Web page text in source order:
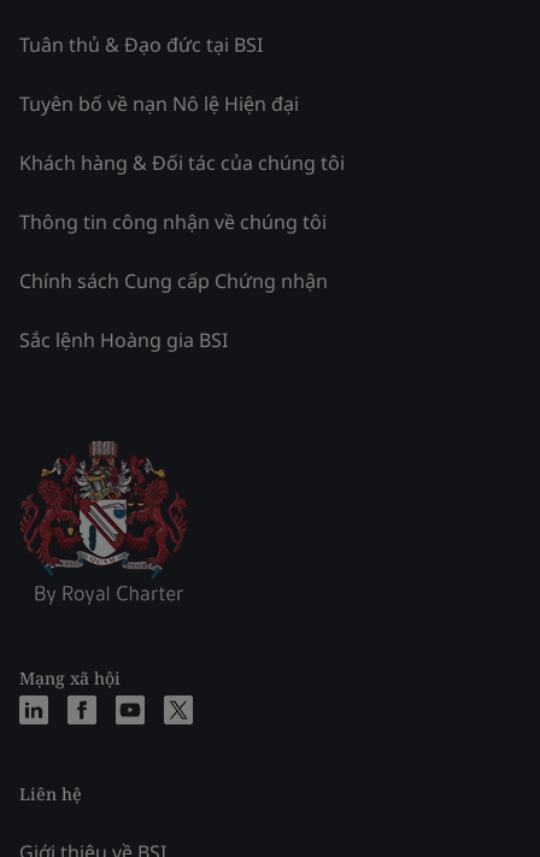
Tuân thủ & Đạo đức tại BSI
Tuyên bố về nạn Nô lệ Hiện đại
Khách hàng & Đối tác của chúng tôi
Thông tin công nhận về chúng tôi
Chính sách Cung cấp Chứng nhận
Sắc lệnh Hoàng gia BSI
Mạng xã hội
Liên hệ